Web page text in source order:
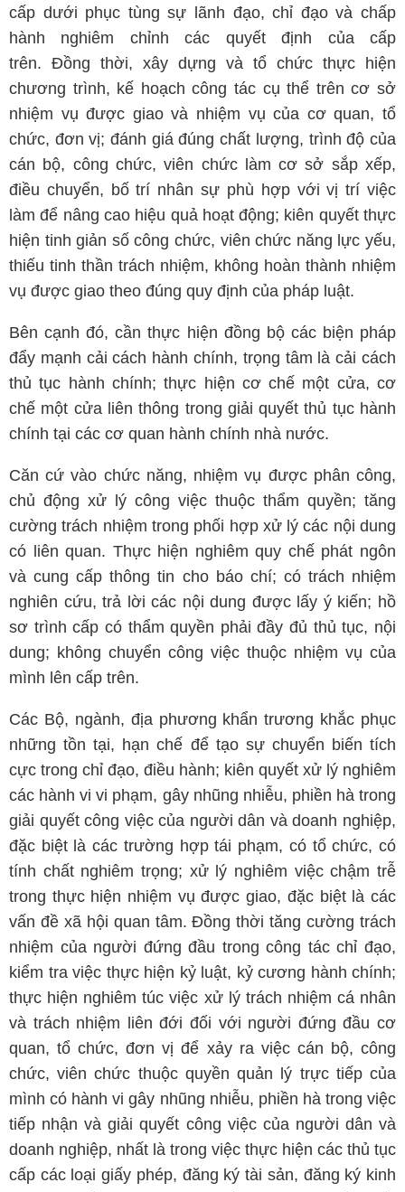
cấp dưới phục tùng sự lãnh đạo, chỉ đạo và chấp
hành nghiêm chỉnh các quyết định của cấp
trên. Đồng thời, xây dựng và tổ chức thực hiện
chương trình, kế hoạch công tác cụ thể trên cơ sở
nhiệm vụ được giao và nhiệm vụ của cơ quan, tổ
chức, đơn vị; đánh giá đúng chất lượng, trình độ của
cán bộ, công chức, viên chức làm cơ sở sắp xếp,
điều chuyển, bố trí nhân sự phù hợp với vị trí việc
làm để nâng cao hiệu quả hoạt động; kiên quyết thực
hiện tinh giản số công chức, viên chức năng lực yếu,
thiếu tinh thần trách nhiệm, không hoàn thành nhiệm
vụ được giao theo đúng quy định của pháp luật.
Bên cạnh đó, cần thực hiện đồng bộ các biện pháp
đẩy mạnh cải cách hành chính, trọng tâm là cải cách
thủ tục hành chính; thực hiện cơ chế một cửa, cơ
chế một cửa liên thông trong giải quyết thủ tục hành
chính tại các cơ quan hành chính nhà nước.
Căn cứ vào chức năng, nhiệm vụ được phân công,
chủ động xử lý công việc thuộc thẩm quyền; tăng
cường trách nhiệm trong phối hợp xử lý các nội dung
có liên quan. Thực hiện nghiêm quy chế phát ngôn
và cung cấp thông tin cho báo chí; có trách nhiệm
nghiên cứu, trả lời các nội dung được lấy ý kiến; hồ
sơ trình cấp có thẩm quyền phải đầy đủ thủ tục, nội
dung; không chuyển công việc thuộc nhiệm vụ của
mình lên cấp trên.
Các Bộ, ngành, địa phương khẩn trương khắc phục
những tồn tại, hạn chế để tạo sự chuyển biến tích
cực trong chỉ đạo, điều hành; kiên quyết xử lý nghiêm
các hành vi vi phạm, gây nhũng nhiễu, phiền hà trong
giải quyết công việc của người dân và doanh nghiệp,
đặc biệt là các trường hợp tái phạm, có tổ chức, có
tính chất nghiêm trọng; xử lý nghiêm việc chậm trễ
trong thực hiện nhiệm vụ được giao, đặc biệt là các
vấn đề xã hội quan tâm. Đồng thời tăng cường trách
nhiệm của người đứng đầu trong công tác chỉ đạo,
kiểm tra việc thực hiện kỷ luật, kỷ cương hành chính;
thực hiện nghiêm túc việc xử lý trách nhiệm cá nhân
và trách nhiệm liên đới đối với người đứng đầu cơ
quan, tổ chức, đơn vị để xảy ra việc cán bộ, công
chức, viên chức thuộc quyền quản lý trực tiếp của
mình có hành vi gây nhũng nhiễu, phiền hà trong việc
tiếp nhận và giải quyết công việc của người dân và
doanh nghiệp, nhất là trong việc thực hiện các thủ tục
cấp các loại giấy phép, đăng ký tài sản, đăng ký kinh